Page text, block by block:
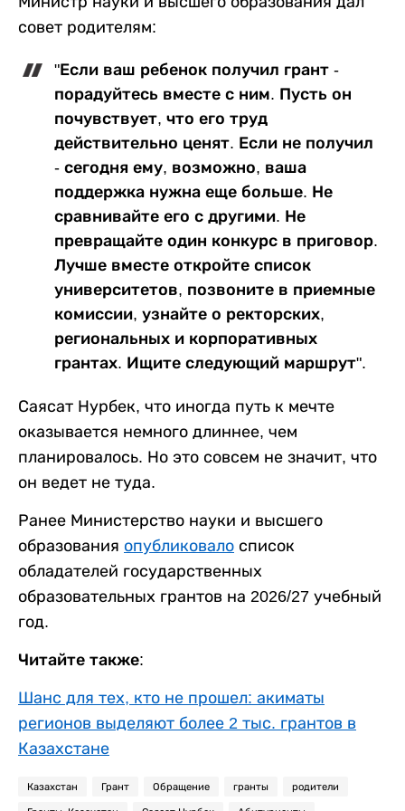
совет родителям:
"Если ваш ребенок получил грант -
порадуйтесь вместе с ним. Пусть он
почувствует, что его труд
действительно ценят. Если не получил
- сегодня ему, возможно, ваша
поддержка нужна еще больше. Не
сравнивайте его с другими. Не
превращайте один конкурс в приговор.
Лучше вместе откройте список
университетов, позвоните в приемные
комиссии, узнайте о ректорских,
региональных и корпоративных
грантах. Ищите следующий маршрут".
Саясат Нурбек, что иногда путь к мечте
оказывается немного длиннее, чем
планировалось. Но это совсем не значит, что
он ведет не туда.
Ранее Министерство науки и высшего
образования опубликовало список
обладателей государственных
образовательных грантов на 2026/27 учебный
год.
Читайте также:
Шанс для тех, кто не прошел: акиматы
регионов выделяют более 2 тыс. грантов в
Казахстане
Казахстан Грант Обращение гранты родители